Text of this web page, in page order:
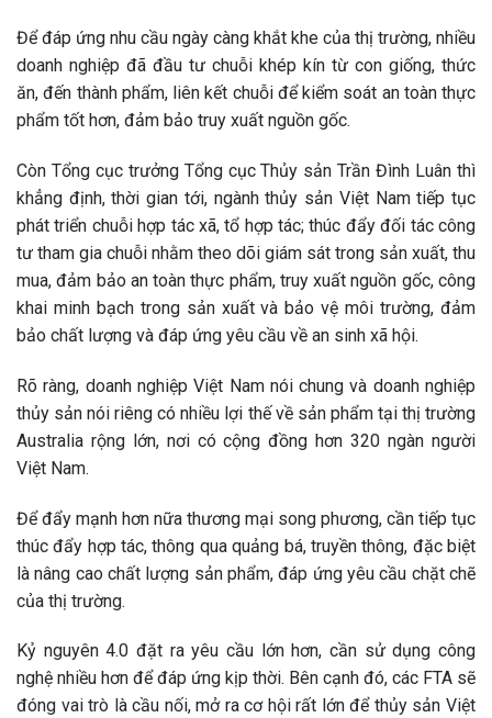
Để đáp ứng nhu cầu ngày càng khắt khe của thị trường, nhiều
doanh nghiệp đã đầu tư chuỗi khép kín từ con giống, thức
ăn, đến thành phẩm, liên kết chuỗi để kiểm soát an toàn thực
phẩm tốt hơn, đảm bảo truy xuất nguồn gốc.
Còn Tổng cục trưởng Tổng cục Thủy sản Trần Đình Luân thì
khẳng định, thời gian tới, ngành thủy sản Việt Nam tiếp tục
phát triển chuỗi hợp tác xã, tổ hợp tác; thúc đẩy đối tác công
tư tham gia chuỗi nhằm theo dõi giám sát trong sản xuất, thu
mua, đảm bảo an toàn thực phẩm, truy xuất nguồn gốc, công
khai minh bạch trong sản xuất và bảo vệ môi trường, đảm
bảo chất lượng và đáp ứng yêu cầu về an sinh xã hội.
Rõ ràng, doanh nghiệp Việt Nam nói chung và doanh nghiệp
thủy sản nói riêng có nhiều lợi thế về sản phẩm tại thị trường
Australia rộng lớn, nơi có cộng đồng hơn 320 ngàn người
Việt Nam.
Để đẩy mạnh hơn nữa thương mại song phương, cần tiếp tục
thúc đẩy hợp tác, thông qua quảng bá, truyền thông, đặc biệt
là nâng cao chất lượng sản phẩm, đáp ứng yêu cầu chặt chẽ
của thị trường.
Kỷ nguyên 4.0 đặt ra yêu cầu lớn hơn, cần sử dụng công
nghệ nhiều hơn để đáp ứng kịp thời. Bên cạnh đó, các FTA sẽ
đóng vai trò là cầu nối, mở ra cơ hội rất lớn để thủy sản Việt